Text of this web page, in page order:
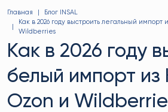
Главная
Блог INSAL
Как в 2026 году выстроить легальный импорт
Wildberries
Как в 2026 году
белый импорт из
Ozon и